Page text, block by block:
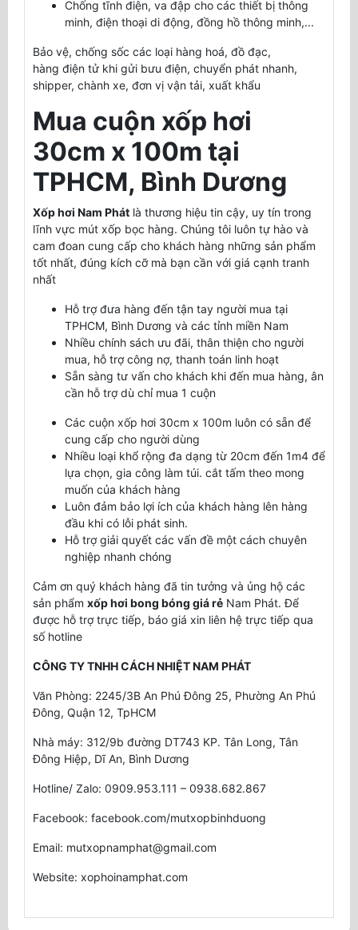
Chống tĩnh điện, va đập cho các thiết bị thông
minh, điện thoại di động, đồng hồ thông minh,...
Bảo vệ, chống sốc các loại hàng hoá, đồ đạc,
hàng điện tử khi gửi bưu điện, chuyển phát nhanh,
shipper, chành xe, đơn vị vận tải, xuất khẩu
Mua cuộn xốp hơi
30cm x 100m tại
TPHCM, Bình Dương
Xốp hơi Nam Phát là thương hiệu tin cậy, uy tín trong
lĩnh vực mút xốp bọc hàng. Chúng tôi luôn tự hào và
cam đoan cung cấp cho khách hàng những sản phẩm
tốt nhất, đúng kích cỡ mà bạn cần với giá cạnh tranh
nhất
Hỗ trợ đưa hàng đến tận tay người mua tại
TPHCM, Bình Dương và các tỉnh miền Nam
Nhiều chính sách ưu đãi, thân thiện cho người
mua, hỗ trợ công nợ, thanh toán linh hoạt
Sẵn sàng tư vấn cho khách khi đến mua hàng, ân
cần hỗ trợ dù chỉ mua 1 cuộn
Các cuộn xốp hơi 30cm x 100m luôn có sẵn để
cung cấp cho người dùng
Nhiều loại khổ rộng đa dạng từ 20cm đến 1m4 để
lựa chọn, gia công làm túi. cắt tấm theo mong
muốn của khách hàng
Luôn đảm bảo lợi ích của khách hàng lên hàng
đầu khi có lỗi phát sinh.
Hỗ trợ giải quyết các vấn đề một cách chuyên
nghiệp nhanh chóng
Cảm ơn quý khách hàng đã tin tưởng và ủng hộ các
sản phẩm xốp hơi bong bóng giá rẻ Nam Phát. Để
được hỗ trợ trực tiếp, báo giá xin liên hệ trực tiếp qua
số hotline
CÔNG TY TNHH CÁCH NHIỆT NAM PHÁT
Văn Phòng: 2245/3B An Phú Đông 25, Phường An Phú
Đông, Quận 12, TpHCM
Nhà máy: 312/9b đường DT743 KP. Tân Long, Tân
Đông Hiệp, Dĩ An, Bình Dương
Hotline/ Zalo: 0909.953.111 – 0938.682.867
Facebook: facebook.com/mutxopbinhduong
Email: mutxopnamphat@gmail.com
Website: xophoinamphat.com